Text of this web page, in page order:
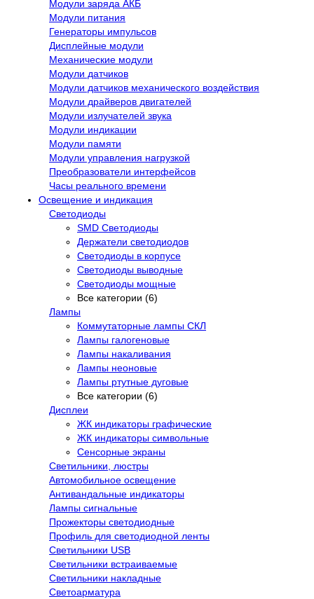
Модули заряда АКБ
Модули питания
Генераторы импульсов
Дисплейные модули
Механические модули
Модули датчиков
Модули датчиков механического воздействия
Модули драйверов двигателей
Модули излучателей звука
Модули индикации
Модули памяти
Модули управления нагрузкой
Преобразователи интерфейсов
Часы реального времени
Освещение и индикация
Светодиоды
SMD Светодиоды
Держатели светодиодов
Светодиоды в корпусе
Светодиоды выводные
Светодиоды мощные
Все категории (6)
Лампы
Коммутаторные лампы СКЛ
Лампы галогеновые
Лампы накаливания
Лампы неоновые
Лампы ртутные дуговые
Все категории (6)
Дисплеи
ЖК индикаторы графические
ЖК индикаторы символьные
Сенсорные экраны
Cветильники, люстры
Автомобильное освещение
Антивандальные индикаторы
Лампы сигнальные
Прожекторы светодиодные
Профиль для светодиодной ленты
Светильники USB
Светильники встраиваемые
Светильники накладные
Светоарматура